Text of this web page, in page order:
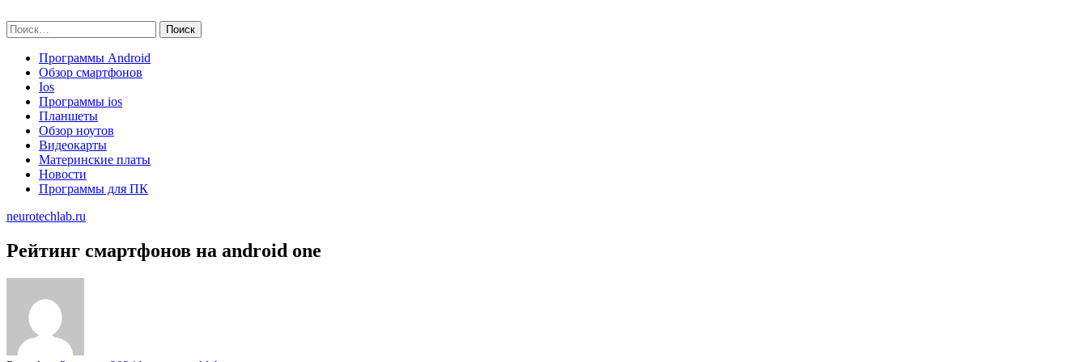
to
content
Найти:
Программы Android
Обзор смартфонов
Ios
Программы ios
Планшеты
Обзор ноутов
Видеокарты
Материнские платы
Новости
Программы для ПК
neurotechlab.ru
Рейтинг смартфонов на android one